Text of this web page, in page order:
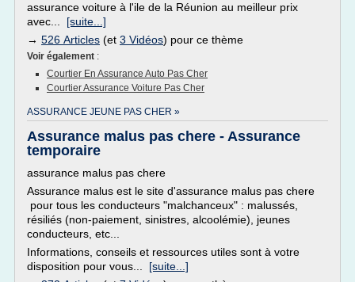
assurance voiture à l'ile de la Réunion au meilleur prix
avec... [suite...]
→ 526 Articles (et 3 Vidéos) pour ce thème
Voir également :
Courtier En Assurance Auto Pas Cher
Courtier Assurance Voiture Pas Cher
ASSURANCE JEUNE PAS CHER »
Assurance malus pas chere - Assurance
temporaire
assurance malus pas chere
Assurance malus est le site d'assurance malus pas chere
pour tous les conducteurs "malchanceux" : malussés,
résiliés (non-paiement, sinistres, alcoolémie), jeunes
conducteurs, etc...
Informations, conseils et ressources utiles sont à votre
disposition pour vous... [suite...]